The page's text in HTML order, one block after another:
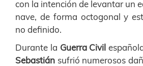
con la intención de levantar un
nave, de forma octogonal y
no definido.
Durante la Guerra Civil
Sebastián sufrió numerosos